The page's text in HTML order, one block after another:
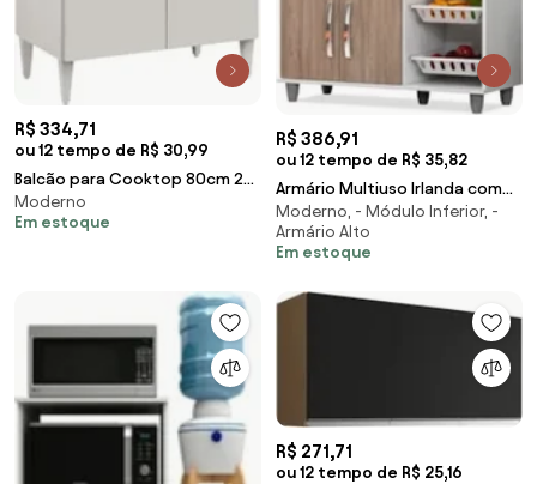
R$ 334,71
ou 12 tempo de R$ 30,99
Balcão para Cooktop 80cm 2
Portas Flórida Branco - Lumil
Móveis
Moderno
Em estoque
R$ 386,91
ou 12 tempo de R$ 35,82
Armário Multiuso Irlanda com
Fruteira Branco/Castanho -
Lumil Móveis
Moderno, - Módulo Inferior, -
Armário Alto
Em estoque
R$ 271,71
ou 12 tempo de R$ 25,16